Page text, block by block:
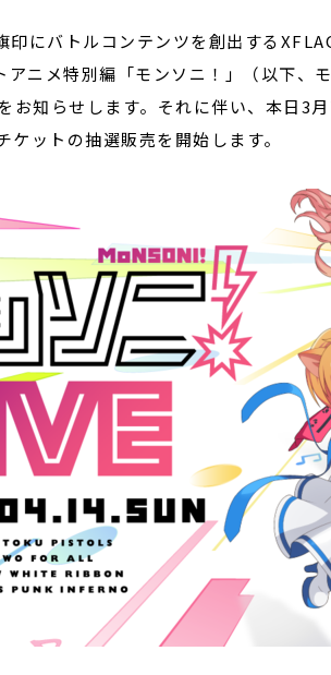
にバトルコンテンツを創出する
ニメ特別編「モンソニ！」（以下、
お知らせします。それに伴い、本日3
ケットの抽選販売を開始します。